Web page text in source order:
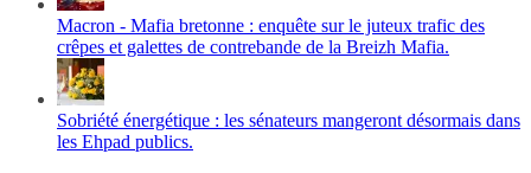
Macron - Mafia bretonne : enquête sur le juteux trafic des
crêpes et galettes de contrebande de la Breizh Mafia.
Sobriété énergétique : les sénateurs mangeront désormais dans
les Ehpad publics.